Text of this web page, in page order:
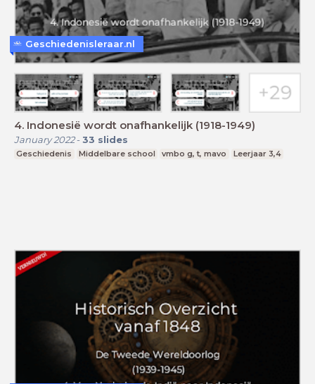
4. Indonesië wordt onafhankelijk (1918-1949)
January 2022- 33 slides
Geschiedenis Middelbare school vmbo g, t, mavo Leerjaar 3,4
Geschiedenisleraar.nl